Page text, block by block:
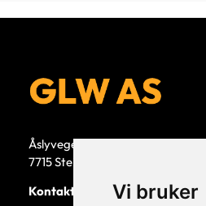
Vi bruker
Åslyvegen 5b
7715 Steinkjer
Kontaktperson